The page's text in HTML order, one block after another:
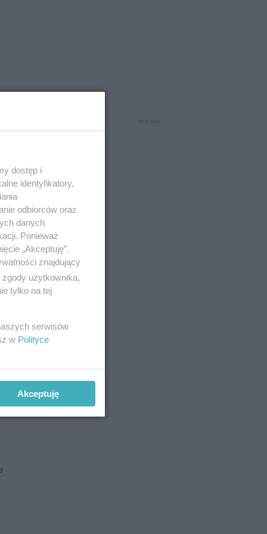
dostęp i
identyfikatory,
odbiorców oraz
danych
Ponieważ
„Akceptuję”.
znajdujący
użytkownika,
tylko na tej
serwisów
w Polityce
Akceptuję